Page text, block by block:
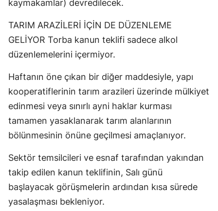
kaymakamlar) devredilecek.
TARIM ARAZİLERİ İÇİN DE DÜZENLEME
GELİYOR Torba kanun teklifi sadece alkol
düzenlemelerini içermiyor.
Haftanın öne çıkan bir diğer maddesiyle, yapı
kooperatiflerinin tarım arazileri üzerinde mülkiyet
edinmesi veya sınırlı ayni haklar kurması
tamamen yasaklanarak tarım alanlarının
bölünmesinin önüne geçilmesi amaçlanıyor.
Sektör temsilcileri ve esnaf tarafından yakından
takip edilen kanun teklifinin, Salı günü
başlayacak görüşmelerin ardından kısa sürede
yasalaşması bekleniyor.